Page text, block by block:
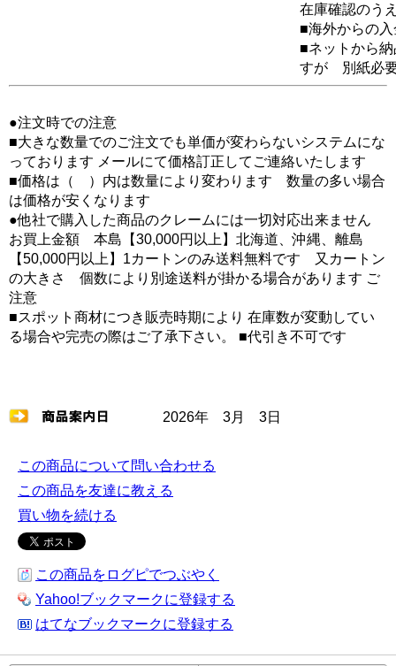
在庫確認のう
■海外からの
■ネットから
すが 別紙必
●注文時での注意
■大きな数量でのご注文でも単価が変わらないシステムにな
っております メールにて価格訂正してご連絡いたします
■価格は（ ）内は数量により変わります 数量の多い場合
は価格が安くなります
●他社で購入した商品のクレームには一切対応出来ません
お買上金額 本島【30,000円以上】北海道、沖縄、離島
【50,000円以上】1カートンのみ送料無料です 又カートン
の大きさ 個数により別途送料が掛かる場合があります ご
注意
■スポット商材につき販売時期により 在庫数が変動してい
る場合や完売の際はご了承下さい。 ■代引き不可です
2026年 3月 3日
この商品について問い合わせる
この商品を友達に教える
買い物を続ける
この商品をログピでつぶやく
Yahoo!ブックマークに登録する
はてなブックマークに登録する